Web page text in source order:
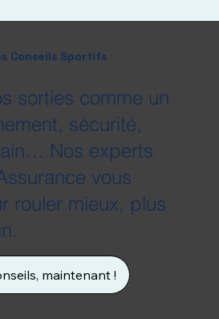
Conseils Sportifs
sorties comme un
sécurité,
Nos experts
vous
rouler mieux, plus
maintenant !